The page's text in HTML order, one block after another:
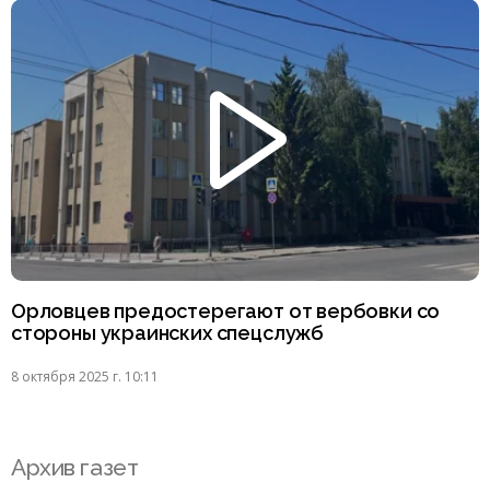
Орловцев предостерегают от вербовки со
стороны украинских спецслужб
8 октября 2025 г. 10:11
Архив газет